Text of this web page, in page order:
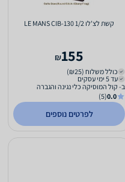
קשת לצ'לו 1/2 LE MANS CIB-130
155
₪
כולל משלוח (₪25)
עד 5 ימי עסקים
ב- קול המוסיקה כלי נגינה והגברה
0.0
(5)
לפרטים נוספים